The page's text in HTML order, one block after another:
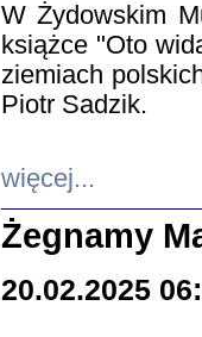
W Żydowskim
książce "Oto
ziemiach
Piotr Sadzik.
więcej...
Żegnamy
20.02.2025